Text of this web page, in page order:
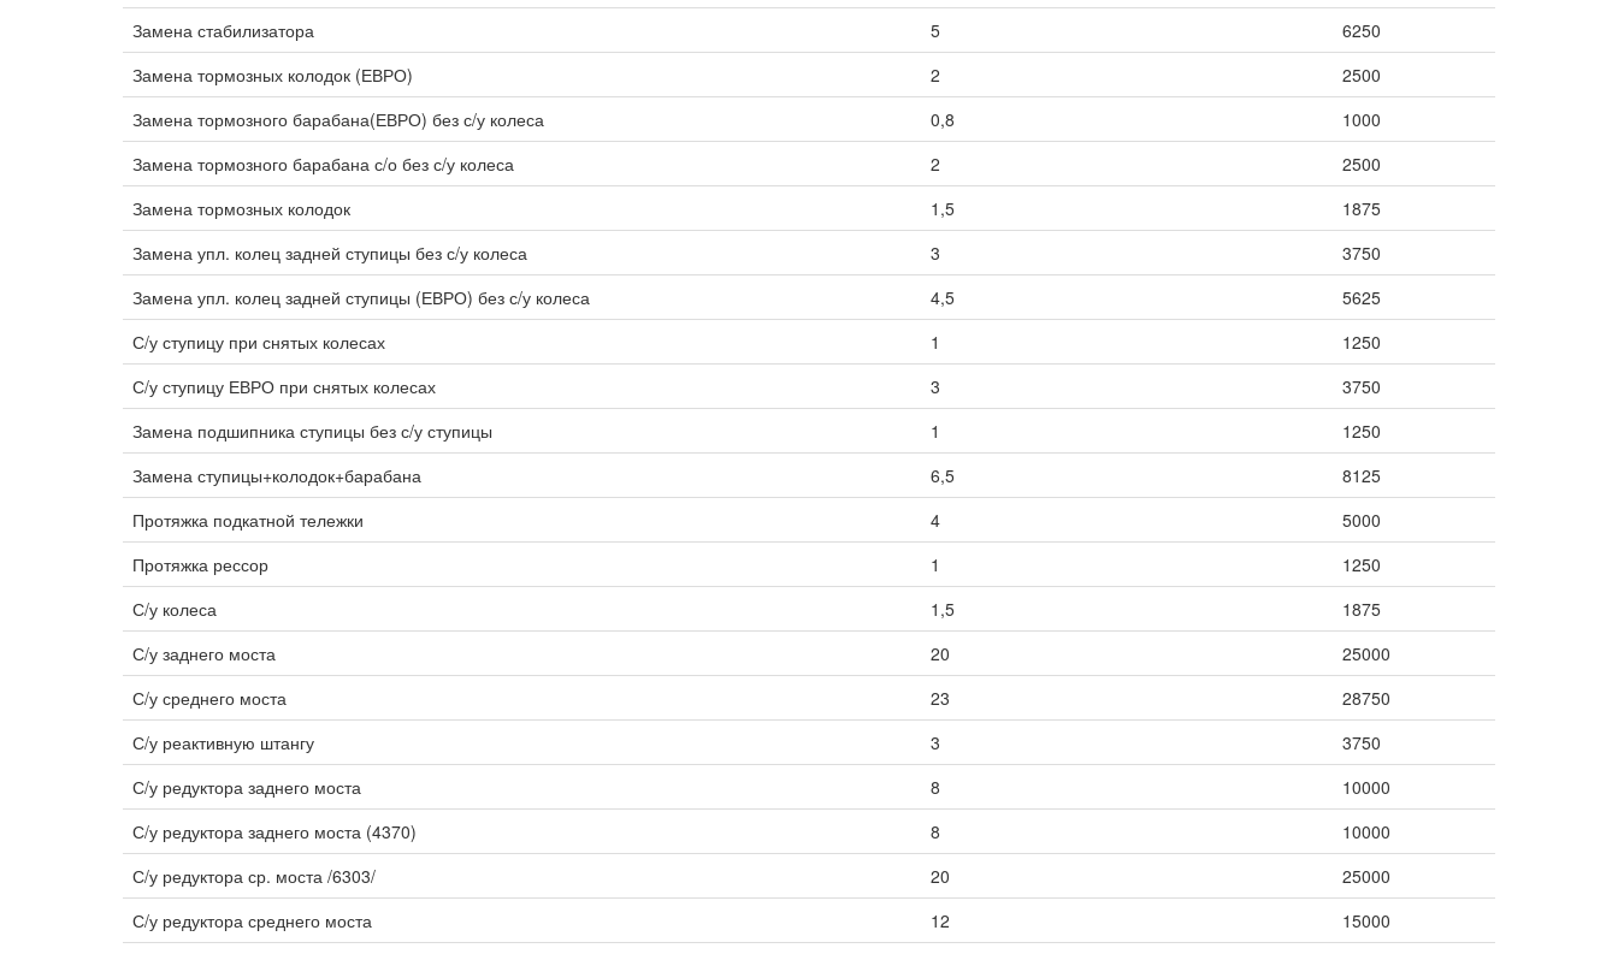
Замена стабилизатора
5
6250
Замена тормозных колодок (ЕВРО)
2
2500
Замена тормозного барабана(ЕВРО) без с/у колеса
0,8
1000
Замена тормозного барабана с/о без с/у колеса
2
2500
Замена тормозных колодок
1,5
1875
Замена упл. колец задней ступицы без с/у колеса
3
3750
Замена упл. колец задней ступицы (ЕВРО) без с/у колеса
4,5
5625
С/у ступицу при снятых колесах
1
1250
С/у ступицу ЕВРО при снятых колесах
3
3750
Замена подшипника ступицы без с/у ступицы
1
1250
Замена ступицы+колодок+барабана
6,5
8125
Протяжка подкатной тележки
4
5000
Протяжка рессор
1
1250
С/у колеса
1,5
1875
С/у заднего моста
20
25000
С/у среднего моста
23
28750
С/у реактивную штангу
3
3750
С/у редуктора заднего моста
8
10000
С/у редуктора заднего моста (4370)
8
10000
С/у редуктора ср. моста /6303/
20
25000
С/у редуктора среднего моста
12
15000